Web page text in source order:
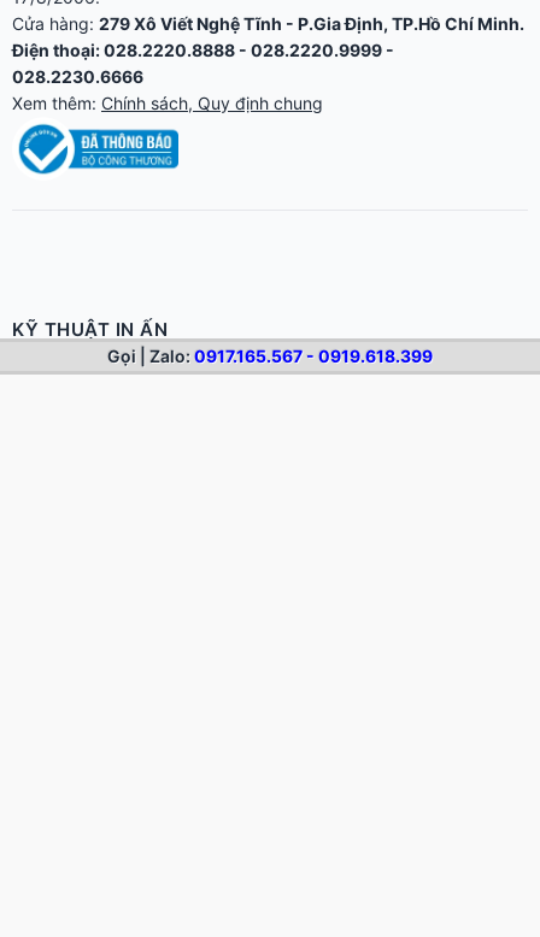
Cửa hàng: 279 Xô Viết Nghệ Tĩnh - P.Gia Định, TP.Hồ Chí Minh.
Điện thoại: 028.2220.8888 - 028.2220.9999 -
028.2230.6666
Xem thêm: Chính sách, Quy định chung
Gọi | Zalo:0917.165.567 - 0919.618.399
KỸ THUẬT IN ẤN
Bảo Trì Đầu Phun Máy In Khổ Lớn – Giữ Bản In Bền Nét, Đều